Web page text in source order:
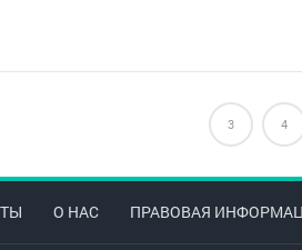
3 4
О НАС ПРАВОВАЯ